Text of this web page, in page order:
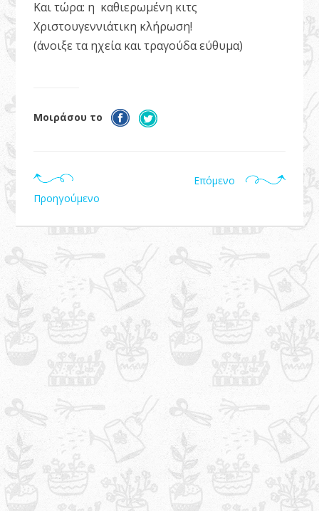
Και τώρα: η καθιερωμένη κιτς
Χριστουγεννιάτικη κλήρωση!
(άνοιξε τα ηχεία και τραγούδα εύθυμα)
Μοιράσου το
Προηγούμενο
Επόμενο